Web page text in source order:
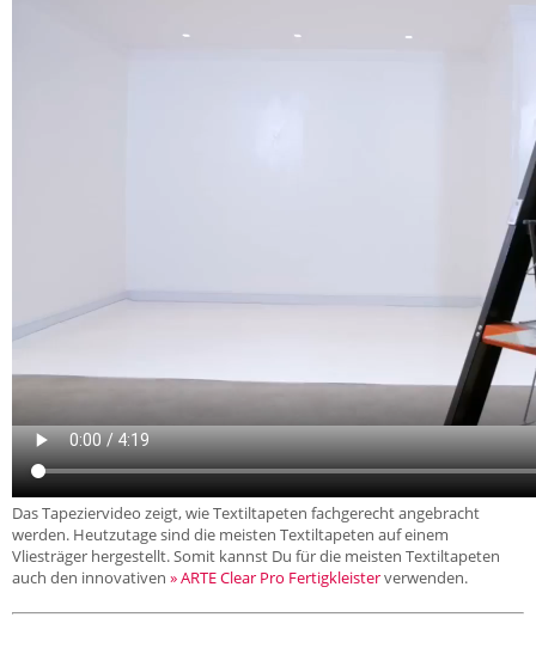
Das Tapeziervideo zeigt, wie Textiltapeten fachgerecht angebracht
werden. Heutzutage sind die meisten Textiltapeten auf einem
Vliesträger hergestellt. Somit kannst Du für die meisten Textiltapeten
auch den innovativen » ARTE Clear Pro Fertigkleisterverwenden.